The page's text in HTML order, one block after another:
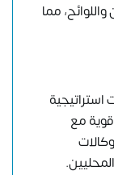
مما
استراتيجية
مع